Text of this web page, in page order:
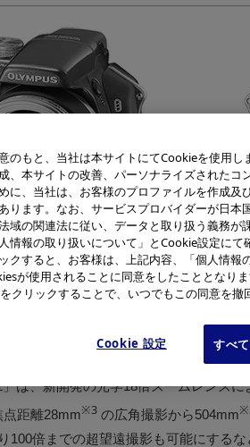
SP-550UZ
株式会社（社長：大久保 雅治）は、コ
を可能にした「CAMEDIA SP-550UZ
」は、新開発の光学18倍ズームレンズ
距離28mm※3 の広角撮影から504mm
100倍までの超望遠撮影も可能にする
のもと、当社は本サイトにてCookieを使用
、本サイトの改善、パーソナライズされたコ
に、当社は、お客様のプロファイルを作成及
ります。なお、サービスプロバイダーが日本
域の関連法に従い、データと取り扱う義務が
情報の取り扱いについて」とCookie設定に
クすると、お客様は、上記内容、「個人情
が使用されることに同意をしたこととなり
クリックすることで、いつでもこの同意を撤
Cookie 設定 すべ